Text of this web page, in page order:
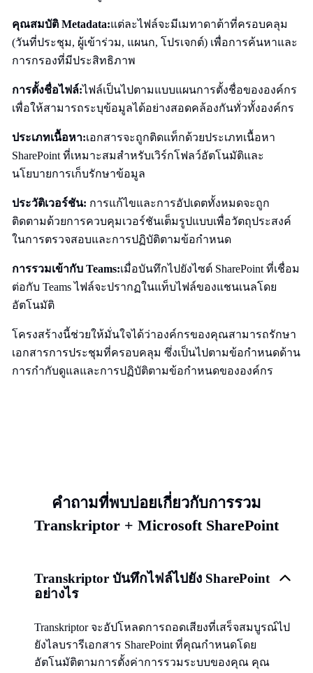
คุณสมบัติ Metadata:แต่ละไฟล์จะมีเมทาดาต้าที่ครอบคลุม
(วันที่ประชุม, ผู้เข้าร่วม, แผนก, โปรเจกต์) เพื่อการค้นหาและ
การกรองที่มีประสิทธิภาพ
การตั้งชื่อไฟล์:ไฟล์เป็นไปตามแบบแผนการตั้งชื่อขององค์กร
เพื่อให้สามารถระบุข้อมูลได้อย่างสอดคล้องกันทั่วทั้งองค์กร
ประเภทเนื้อหา:เอกสารจะถูกติดแท็กด้วยประเภทเนื้อหา
SharePoint ที่เหมาะสมสำหรับเวิร์กโฟลว์อัตโนมัติและ
นโยบายการเก็บรักษาข้อมูล
ประวัติเวอร์ชัน: การแก้ไขและการอัปเดตทั้งหมดจะถูก
ติดตามด้วยการควบคุมเวอร์ชันเต็มรูปแบบเพื่อวัตถุประสงค์
ในการตรวจสอบและการปฏิบัติตามข้อกำหนด
การรวมเข้ากับ Teams:เมื่อบันทึกไปยังไซต์ SharePoint ที่เชื่อม
ต่อกับ Teams ไฟล์จะปรากฏในแท็บไฟล์ของแชนเนลโดย
อัตโนมัติ
โครงสร้างนี้ช่วยให้มั่นใจได้ว่าองค์กรของคุณสามารถรักษา
เอกสารการประชุมที่ครอบคลุม ซึ่งเป็นไปตามข้อกำหนดด้าน
การกำกับดูแลและการปฏิบัติตามข้อกำหนดขององค์กร
คำถามที่พบบ่อยเกี่ยวกับการรวม
Transkriptor + Microsoft SharePoint
Transkriptor บันทึกไฟล์ไปยัง SharePoint
อย่างไร
Transkriptor จะอัปโหลดการถอดเสียงที่เสร็จสมบูรณ์ไป
ยังไลบรารีเอกสาร SharePoint ที่คุณกำหนดโดย
อัตโนมัติตามการตั้งค่าการรวมระบบของคุณ คุณ